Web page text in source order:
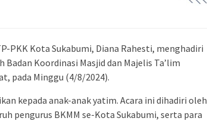
PKK Kota Sukabumi, Diana Rahesti, menghadiri
Koordinasi Masjid dan Majelis Ta’lim
pada Minggu (4/8/2024).
kepada anak-anak yatim. Acara ini dihadiri oleh
pengurus BKMM se-Kota Sukabumi, serta para